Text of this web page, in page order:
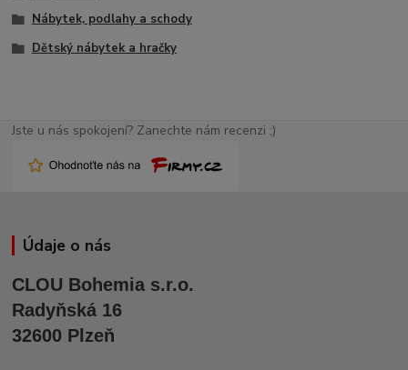
Nábytek, podlahy a schody
Dětský nábytek a hračky
Jste u nás spokojení? Zanechte nám recenzi ;)
Údaje o nás
CLOU Bohemia s.r.o.
Radyňská 16
32600 Plzeň